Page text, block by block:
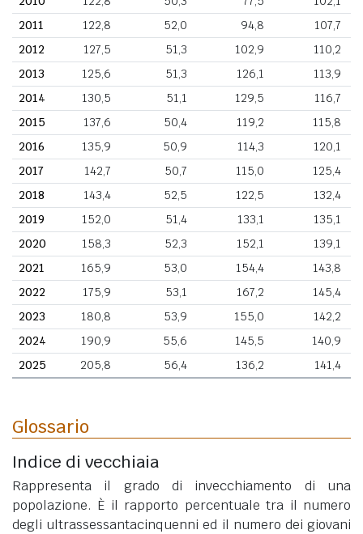
2011
122,8 52,0 94,8
107,7
2012
127,5 51,3 102,9
110,2
2013
125,6 51,3 126,1
113,9
2014
130,5 51,1 129,5
116,7
2015
137,6 50,4 119,2
115,8
2016
135,9 50,9 114,3
120,1
2017
142,7 50,7 115,0
125,4
2018
143,4 52,5 122,5
132,4
2019
152,0 51,4 133,1
135,1
2020
158,3 52,3 152,1
139,1
2021
165,9 53,0 154,4
143,8
2022
175,9 53,1 167,2
145,4
2023
180,8 53,9 155,0
142,2
2024
190,9 55,6 145,5
140,9
2025
205,8 56,4 136,2 141,4
Glossario
Indice di vecchiaia
Rappresenta il grado di invecchiamento di una
popolazione. È il rapporto percentuale tra il numero
degli ultrassessantacinquenni ed il numero dei giovani